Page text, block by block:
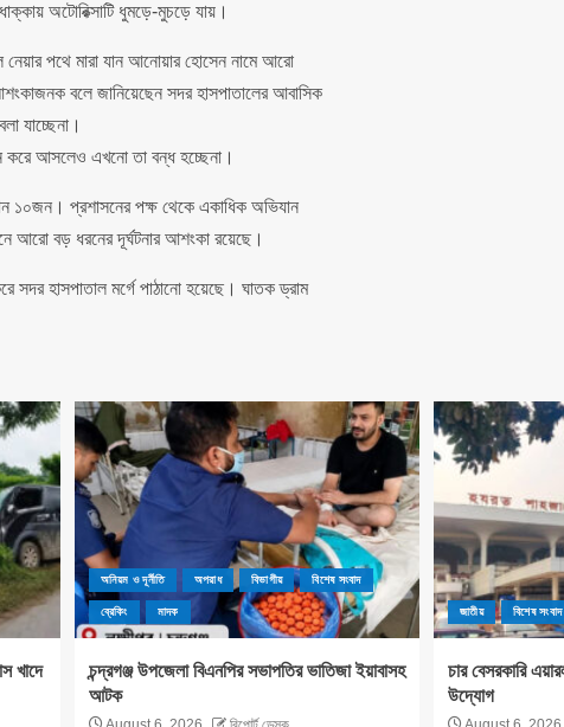
অটোরিক্সাটি ধুমড়ে-মুচড়ে যায়।
পথে মারা যান আনোয়ার হোসেন নামে আরো
বলে জানিয়েছেন সদর হাসপাতালের আবাসিক
যাচ্ছেনা।
করে আসলেও এখনো তা বন্ধ হচ্ছেনা।
১০জন। প্রশাসনের পক্ষ থেকে একাধিক অভিযান
আরো বড় ধরনের দূর্ঘটনার আশংকা রয়েছে।
সদর হাসপাতাল মর্গে পাঠানো হয়েছে। ঘাতক ড্রাম
খাদে
অনিয়ম ও দূর্নীতি অপরাধ বিভাগীয় বিশেষ সংবাদ
ব্রেকিং মাদক
চন্দ্রগঞ্জ উপজেলা বিএনপির সভাপতির ভাতিজা ইয়াবাসহ
আটক
জাতীয় বিশেষ সংবাদ
চার বেসরকারি
উদ্যোগ